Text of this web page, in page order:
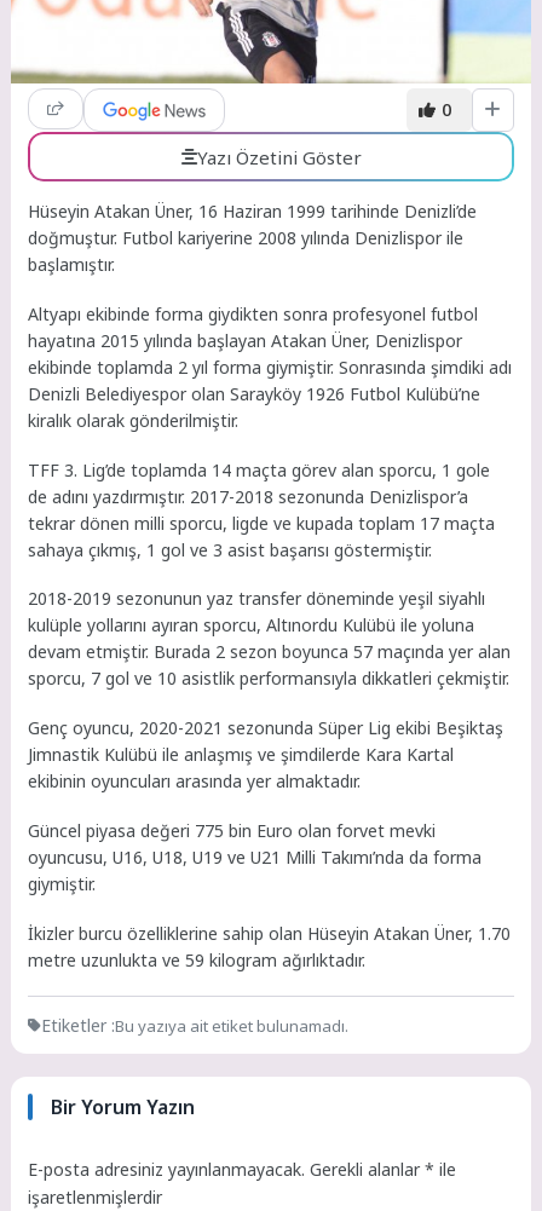
0
Yazı Özetini Göster
Hüseyin Atakan Üner, 16 Haziran 1999 tarihinde Denizli’de
doğmuştur. Futbol kariyerine 2008 yılında Denizlispor ile
başlamıştır.
Altyapı ekibinde forma giydikten sonra profesyonel futbol
hayatına 2015 yılında başlayan Atakan Üner, Denizlispor
ekibinde toplamda 2 yıl forma giymiştir. Sonrasında şimdiki adı
Denizli Belediyespor olan Sarayköy 1926 Futbol Kulübü’ne
kiralık olarak gönderilmiştir.
TFF 3. Lig’de toplamda 14 maçta görev alan sporcu, 1 gole
de adını yazdırmıştır. 2017-2018 sezonunda Denizlispor’a
tekrar dönen milli sporcu, ligde ve kupada toplam 17 maçta
sahaya çıkmış, 1 gol ve 3 asist başarısı göstermiştir.
2018-2019 sezonunun yaz transfer döneminde yeşil siyahlı
kulüple yollarını ayıran sporcu, Altınordu Kulübü ile yoluna
devam etmiştir. Burada 2 sezon boyunca 57 maçında yer alan
sporcu, 7 gol ve 10 asistlik performansıyla dikkatleri çekmiştir.
Genç oyuncu, 2020-2021 sezonunda Süper Lig ekibi Beşiktaş
Jimnastik Kulübü ile anlaşmış ve şimdilerde Kara Kartal
ekibinin oyuncuları arasında yer almaktadır.
Güncel piyasa değeri 775 bin Euro olan forvet mevki
oyuncusu, U16, U18, U19 ve U21 Milli Takımı’nda da forma
giymiştir.
İkizler burcu özelliklerine sahip olan Hüseyin Atakan Üner, 1.70
metre uzunlukta ve 59 kilogram ağırlıktadır.
Etiketler :Bu yazıya ait etiket bulunamadı.
Bir Yorum Yazın
E-posta adresiniz yayınlanmayacak. Gerekli alanlar* ile
işaretlenmişlerdir